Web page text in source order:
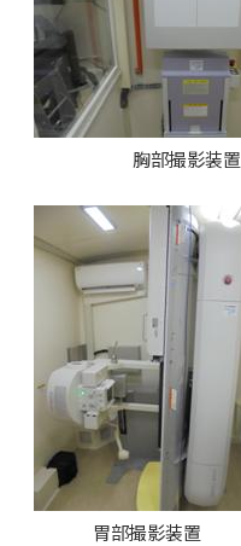
胸部撮影装置
胃部撮影装置